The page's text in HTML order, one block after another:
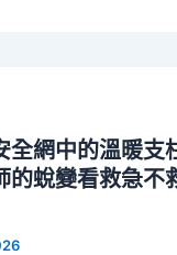
全網中的溫暖
的蛻變看救急不